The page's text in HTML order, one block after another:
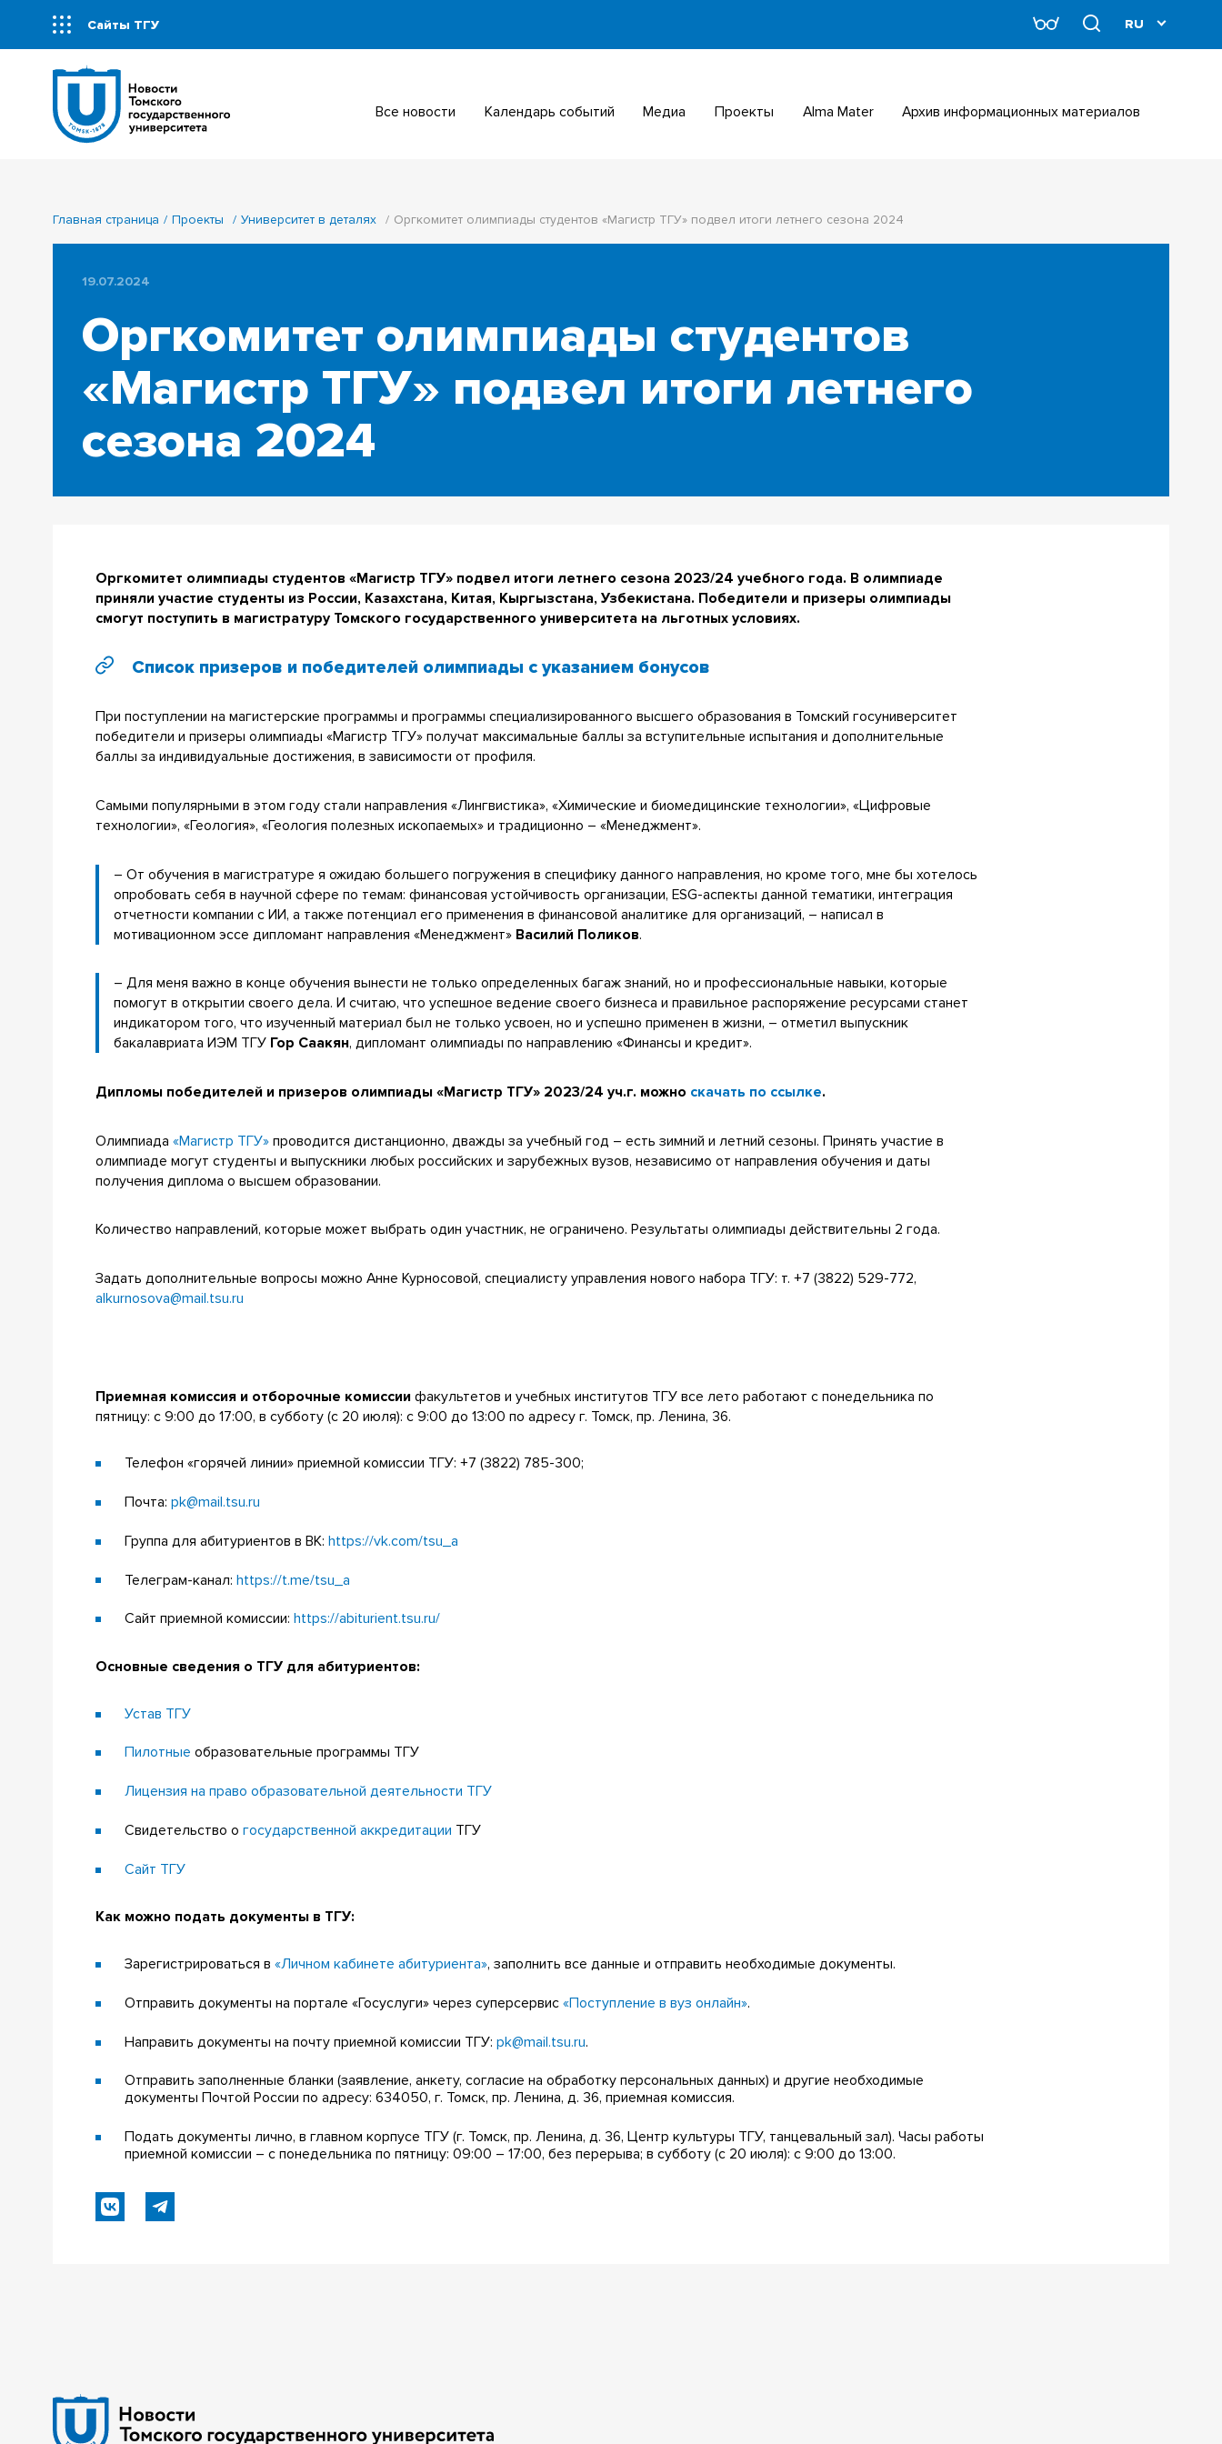
Сайты ТГУ
Все новости Календарь событий Медиа Проекты Alma Mater Архив информационных материалов
Главная страница Проекты Университет в деталях Оргкомитет олимпиады студентов «Магистр ТГУ» подвел итоги летнего сезона 2024
19.07.2024
Оргкомитет олимпиады студентов
«Магистр ТГУ» подвел итоги летнего
сезона 2024
Оргкомитет олимпиады студентов «Магистр ТГУ» подвел итоги летнего сезона 2023/24 учебного года. В олимпиаде
приняли участие студенты из России, Казахстана, Китая, Кыргызстана, Узбекистана. Победители и призеры олимпиады
смогут поступить в магистратуру Томского государственного университета на льготных условиях.
Список призеров и победителей олимпиады с указанием бонусов
При поступлении на магистерские программы и программы специализированного высшего образования в Томский госуниверситет
победители и призеры олимпиады «Магистр ТГУ» получат максимальные баллы за вступительные испытания и дополнительные
баллы за индивидуальные достижения, в зависимости от профиля.
Самыми популярными в этом году стали направления «Лингвистика», «Химические и биомедицинские технологии», «Цифровые
технологии», «Геология», «Геология полезных ископаемых» и традиционно – «Менеджмент».
– От обучения в магистратуре я ожидаю большего погружения в специфику данного направления, но кроме того, мне бы хотелось
опробовать себя в научной сфере по темам: финансовая устойчивость организации, ESG-аспекты данной тематики, интеграция
отчетности компании с ИИ, а также потенциал его применения в финансовой аналитике для организаций, – написал в
мотивационном эссе дипломант направления «Менеджмент» Василий Поликов.
– Для меня важно в конце обучения вынести не только определенных багаж знаний, но и профессиональные навыки, которые
помогут в открытии своего дела. И считаю, что успешное ведение своего бизнеса и правильное распоряжение ресурсами станет
индикатором того, что изученный материал был не только усвоен, но и успешно применен в жизни, – отметил выпускник
бакалавриата ИЭМ ТГУ Гор Саакян, дипломант олимпиады по направлению «Финансы и кредит».
Дипломы победителей и призеров олимпиады «Магистр ТГУ» 2023/24 уч.г. можно скачать по ссылке.
Олимпиада«Магистр ТГУ» проводится дистанционно, дважды за учебный год – есть зимний и летний сезоны. Принять участие в
олимпиаде могут студенты и выпускники любых российских и зарубежных вузов, независимо от направления обучения и даты
получения диплома о высшем образовании.
Количество направлений, которые может выбрать один участник, не ограничено. Результаты олимпиады действительны 2 года.
Задать дополнительные вопросы можно Анне Курносовой, специалисту управления нового набора ТГУ: т. +7 (3822) 529-772,
alkurnosova@mail.tsu.ru
Приемная комиссия и отборочные комиссии факультетов и учебных институтов ТГУ все лето работают с понедельника по
пятницу: с 9:00 до 17:00, в субботу (с 20 июля): с 9:00 до 13:00 по адресу г. Томск, пр. Ленина, 36.
Телефон «горячей линии» приемной комиссии ТГУ: +7 (3822) 785-300;
Почта:pk@mail.tsu.ru
Группа для абитуриентов в ВК:https://vk.com/tsu_a
Телеграм-канал:https://t.me/tsu_a
Сайт приемной комиссии:https://abiturient.tsu.ru/
Основные сведения о ТГУ для абитуриентов:
Устав ТГУ
Пилотные образовательные программы ТГУ
Лицензия на право образовательной деятельности ТГУ
Свидетельство огосударственной аккредитации ТГУ
Сайт ТГУ
Как можно подать документы в ТГУ:
Зарегистрироваться в«Личном кабинете абитуриента», заполнить все данные и отправить необходимые документы.
Отправить документы на портале «Госуслуги» через суперсервис«Поступление в вуз онлайн».
Направить документы на почту приемной комиссии ТГУ:pk@mail.tsu.ru.
Отправить заполненные бланки (заявление, анкету, согласие на обработку персональных данных) и другие необходимые
документы Почтой России по адресу: 634050, г. Томск, пр. Ленина, д. 36, приемная комиссия.
Подать документы лично, в главном корпусе ТГУ (г. Томск, пр. Ленина, д. 36, Центр культуры ТГУ, танцевальный зал). Часы работы
приемной комиссии – с понедельника по пятницу: 09:00 – 17:00, без перерыва; в субботу (с 20 июля): с 9:00 до 13:00.